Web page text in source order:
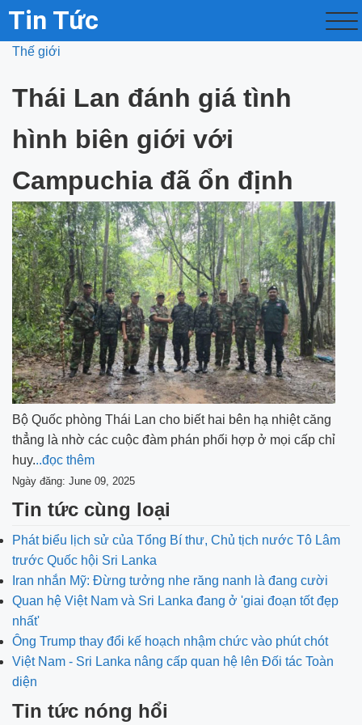
Tin Tức
Thế giới
Thái Lan đánh giá tình
hình biên giới với
Campuchia đã ổn định
Bộ Quốc phòng Thái Lan cho biết hai bên hạ nhiệt căng
thẳng là nhờ các cuộc đàm phán phối hợp ở mọi cấp chỉ
huy...đọc thêm
Ngày đăng: June 09, 2025
Tin tức cùng loại
Phát biểu lịch sử của Tổng Bí thư, Chủ tịch nước Tô Lâm
trước Quốc hội Sri Lanka
Iran nhắn Mỹ: Đừng tưởng nhe răng nanh là đang cười
Quan hệ Việt Nam và Sri Lanka đang ở 'giai đoạn tốt đẹp
nhất'
Ông Trump thay đổi kế hoạch nhậm chức vào phút chót
Việt Nam - Sri Lanka nâng cấp quan hệ lên Đối tác Toàn
diện
Tin tức nóng hổi